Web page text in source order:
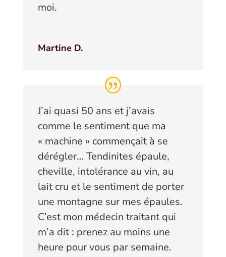
moi.
Martine D.
J’ai quasi 50 ans et j’avais
comme le sentiment que ma
« machine » commençait à se
dérégler… Tendinites épaule,
cheville, intolérance au vin, au
lait cru et le sentiment de porter
une montagne sur mes épaules.
C’est mon médecin traitant qui
m’a dit : prenez au moins une
heure pour vous par semaine.